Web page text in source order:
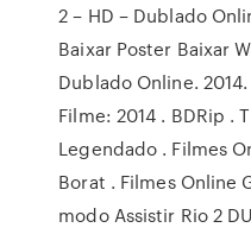
2 – HD – Dublado
Baixar Poster Baixar
Dublado Online.
Filme: 2014 . BDRip .
Legendado . Filmes
Borat . Filmes Online
modo Assistir Rio 2